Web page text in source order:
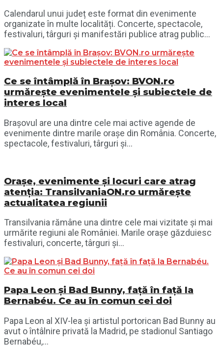
Calendarul unui județ este format din evenimente
organizate în multe localități. Concerte, spectacole,
festivaluri, târguri și manifestări publice atrag public...
Ce se întâmplă în Brașov: BVON.ro
urmărește evenimentele și subiectele de
interes local
Brașovul are una dintre cele mai active agende de
evenimente dintre marile orașe din România. Concerte,
spectacole, festivaluri, târguri și...
Orașe, evenimente și locuri care atrag
atenția: TransilvaniaON.ro urmărește
actualitatea regiunii
Transilvania rămâne una dintre cele mai vizitate și mai
urmărite regiuni ale României. Marile orașe găzduiesc
festivaluri, concerte, târguri și...
Papa Leon și Bad Bunny, față în față la
Bernabéu. Ce au în comun cei doi
Papa Leon al XIV-lea și artistul portorican Bad Bunny au
avut o întâlnire privată la Madrid, pe stadionul Santiago
Bernabéu,...